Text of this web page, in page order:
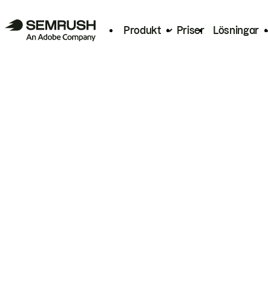
Produkt Priser Lösningar